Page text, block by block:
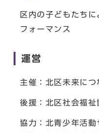
区内の子どもたち
フォーマンス
運営
主催：北区未来に
後援：北区社会福祉
協力：北青少年活